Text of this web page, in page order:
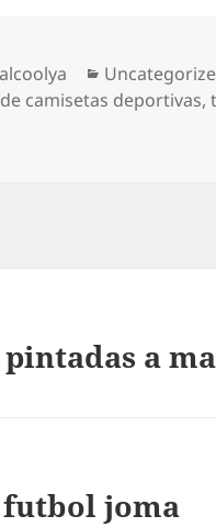
Categorías
camisetas deportivas,
a
futbol joma